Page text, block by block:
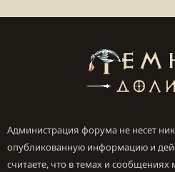
Администрация форума не несет
опубликованную информацию и
считаете, что в темах и сообщениях